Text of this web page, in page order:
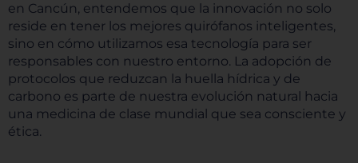
en Cancún, entendemos que la innovación no solo
reside en tener los mejores quirófanos inteligentes,
sino en cómo utilizamos esa tecnología para ser
responsables con nuestro entorno. La adopción de
protocolos que reduzcan la huella hídrica y de
carbono es parte de nuestra evolución natural hacia
una medicina de clase mundial que sea consciente y
ética.